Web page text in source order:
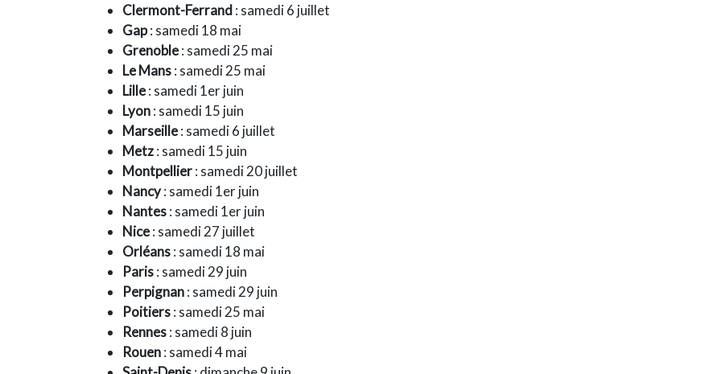
Clermont-Ferrand : samedi 6 juillet
Gap: samedi 18 mai
Grenoble: samedi 25 mai
Le Mans: samedi 25 mai
Lille: samedi 1er juin
Lyon: samedi 15 juin
Marseille: samedi 6 juillet
Metz: samedi 15 juin
Montpellier: samedi 20 juillet
Nancy: samedi 1er juin
Nantes: samedi 1er juin
Nice: samedi 27 juillet
Orléans: samedi 18 mai
Paris: samedi 29 juin
Perpignan: samedi 29 juin
Poitiers: samedi 25 mai
Rennes: samedi 8 juin
Rouen: samedi 4 mai